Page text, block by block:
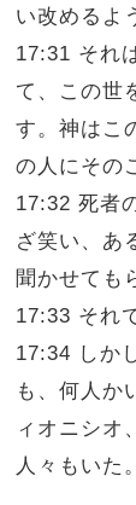
い改めるよ
17:31 それ
て、この世
す。神はこ
の人にその
17:32 死者
ざ笑い、あ
聞かせても
17:33 それ
17:34 しか
も、何人か
ィオニシオ
人々もいた。